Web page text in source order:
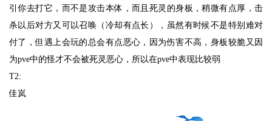
引你去打它，而不是攻击本体，而且死灵的身板，稍微有点厚，击
杀以后对方又可以召唤（冷却有点长），虽然有时候不是特别难对
付了，但遇上会玩的总会有点恶心，因为伤害不高，身板较脆又因
为pve中的怪才不会被死灵恶心，所以在pve中表现比较弱
T2:
佳岚